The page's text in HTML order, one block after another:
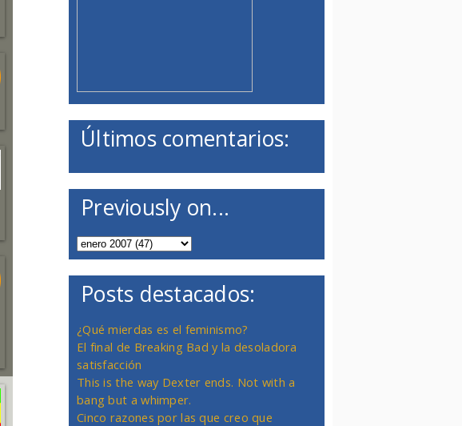
Últimos comentarios:
Previously on...
Posts destacados:
¿Qué mierdas es el feminismo?
El final de Breaking Bad y la desoladora
satisfacción
This is the way Dexter ends. Not with a
bang but a whimper.
Cinco razones por las que creo que